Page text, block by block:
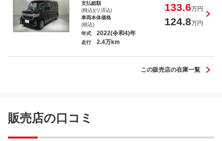
ＺＲ－Ｖ ｅ：ＨＥＶＺ特別仕様車ブラッ
支払総額
(税込)(リ済込)
133.6万円
車両本体価格
(税込)
124.8万円
年式 2022(令和4)年
走行 2.4万km
この販売店の在庫一覧
販売店の口コミ